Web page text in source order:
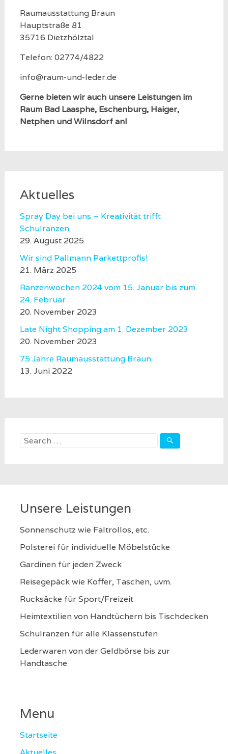
Raumausstattung Braun
Hauptstraße 81
35716 Dietzhölztal
Telefon: 02774/4822
info@raum-und-leder.de
Gerne bieten wir auch unsere Leistungen im
Raum Bad Laasphe, Eschenburg, Haiger,
Netphen und Wilnsdorf an!
Aktuelles
Spray Day bei uns – Kreativität trifft
Schulranzen
29. August 2025
Wir sind Pallmann Parkettprofis!
21. März 2025
Ranzenwochen 2024 vom 15. Januar bis zum
24. Februar
20. November 2023
Late Night Shopping am 1. Dezember 2023
20. November 2023
75 Jahre Raumausstattung Braun
13. Juni 2022
Search
Unsere Leistungen
Sonnenschutz wie Faltrollos, etc.
Polsterei für individuelle Möbelstücke
Gardinen für jeden Zweck
Reisegepäck wie Koffer, Taschen, uvm.
Rucksäcke für Sport/Freizeit
Heimtextilien von Handtüchern bis Tischdecken
Schulranzen für alle Klassenstufen
Lederwaren von der Geldbörse bis zur
Handtasche
Menu
Startseite